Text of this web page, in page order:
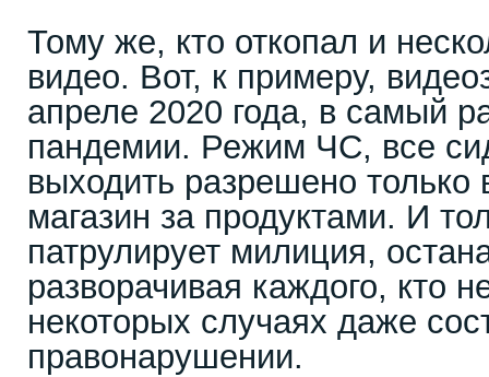
Тому же, кто откопал и
видео. Вот, к примеру,
апреле 2020 года, в самый
пандемии. Режим ЧС, все
выходить разрешено только
магазин за продуктами. И
патрулирует милиция,
разворачивая каждого, кто
некоторых случаях даже
правонарушении.